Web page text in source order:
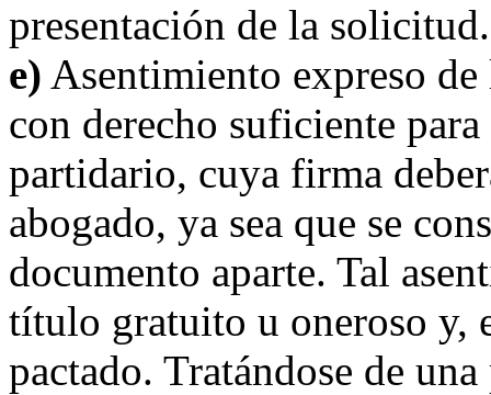
presentación de la solicitud.
e) Asentimiento expreso
con derecho suficiente
partidario, cuya firma
abogado, ya sea que se
documento aparte. Tal
título gratuito u oneroso y,
pactado. Tratándose de